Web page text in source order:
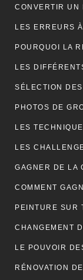
COMMENT
LE POUVOIR